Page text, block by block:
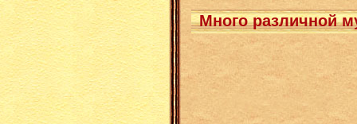
Много различной